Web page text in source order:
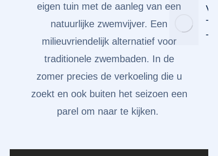
eigen tuin met de aanleg van een
natuurlijke zwemvijver. Een
milieuvriendelijk alternatief voor
traditionele zwembaden. In de
zomer precies de verkoeling die u
zoekt en ook buiten het seizoen een
parel om naar te kijken.